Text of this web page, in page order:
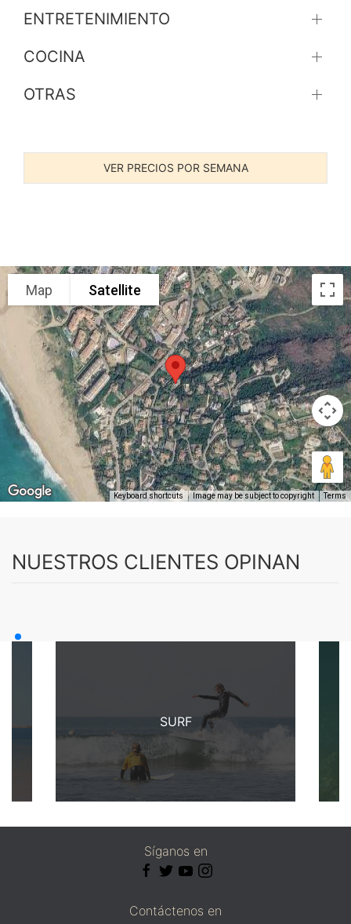
ENTRETENIMIENTO
COCINA
OTRAS
VER PRECIOS POR SEMANA
Map Satellite
Keyboard shortcuts Image may be subject to copyright Terms
NUESTROS CLIENTES OPINAN
SURF
Síganos en
Contáctenos en